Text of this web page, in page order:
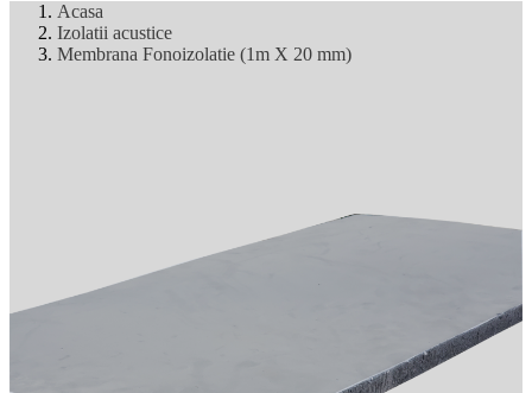
Acasa
Izolatii acustice
Membrana Fonoizolatie (1m X 20 mm)